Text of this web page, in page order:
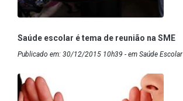
Saúde escolar é tema de reunião na SME
Publicado em: 30/12/2015 10h39 - em Saúde Escolar